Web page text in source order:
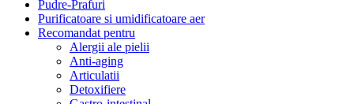
Pudre-Prafuri
Purificatoare si umidificatoare aer
Recomandat pentru
Alergii ale pielii
Anti-aging
Articulatii
Detoxifiere